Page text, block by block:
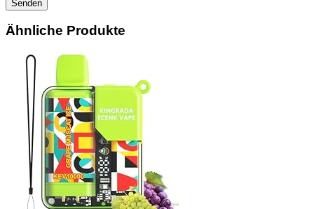
Ähnliche Produkte